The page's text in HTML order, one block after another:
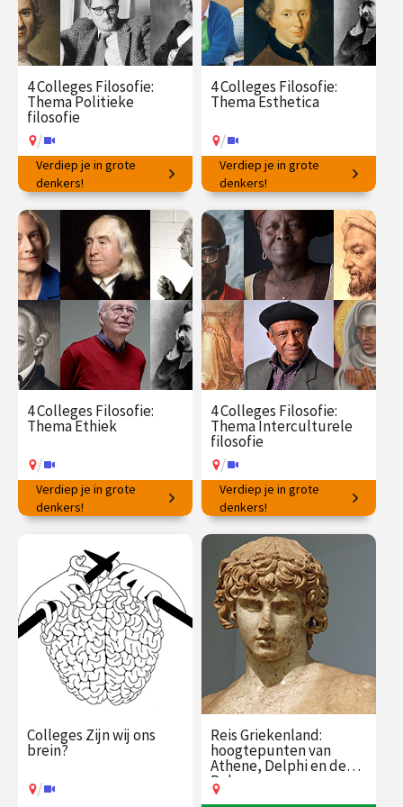
4 Colleges Filosofie:
Thema Politieke
filosofie
/
Ideeën voor succesvol
samenleven.
€ 145.00
vanaf 23
mrt.
/ Op locatie of online
Verdiep je in grote
denkers!
4 Colleges Filosofie:
Thema Esthetica
/
Filosofische vragen rondom
schoonheid en kunst.
€ 145.00
vanaf 25
mei
/ Op locatie of online
Verdiep je in grote
denkers!
4 Colleges Filosofie:
Thema Ethiek
/
Hoe op de juiste manier te
handelen?
€ 145.00
vanaf 16
feb.
/ Op locatie of online
Verdiep je in grote
denkers!
4 Colleges Filosofie:
Thema Interculturele
filosofie
/
Wat kunnen wij leren van
denkers wereldwijd?
€ 145.00
vanaf 19
jan.
/ Op locatie of online
Verdiep je in grote
denkers!
Colleges Zijn wij ons
brein?
/
Reis Griekenland:
hoogtepunten van
Athene, Delphi en de
Peloponnesos